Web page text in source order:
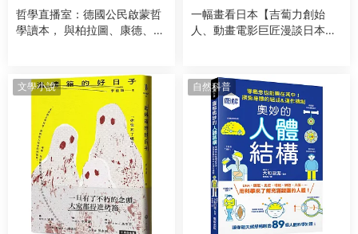
哲學直播室：德國公民啟蒙哲
學讀本， 與柏拉圖、康德、亞
一幅畫看日本【吉蔔力創始
人、動畫電影巨匠漫談日本傳
文學小說 自然科普